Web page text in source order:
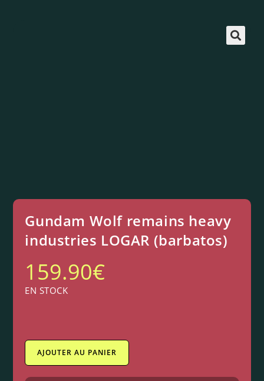
Gundam Wolf remains heavy
industries LOGAR (barbatos)
159.90€
EN STOCK
AJOUTER AU PANIER